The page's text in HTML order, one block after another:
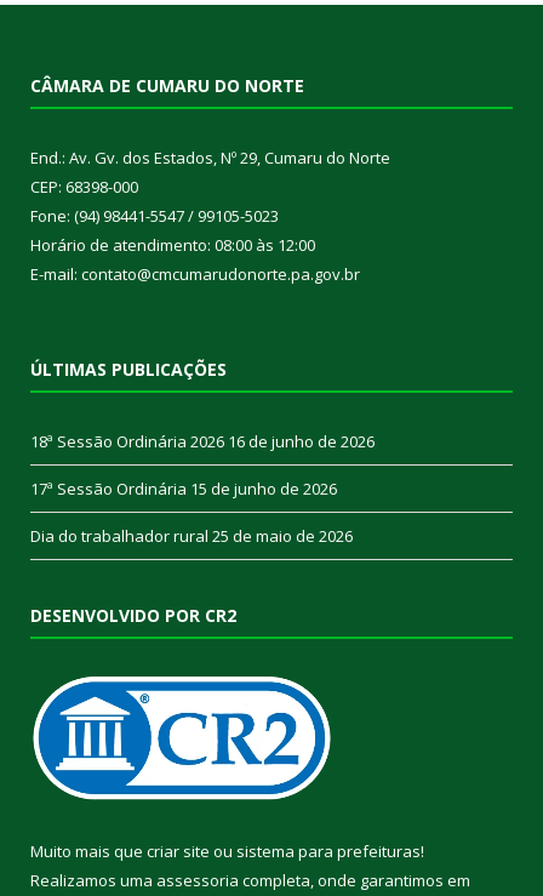
CÂMARA DE CUMARU DO NORTE
End.: Av. Gv. dos Estados, Nº 29, Cumaru do Norte
CEP: 68398-000
Fone: (94) 98441-5547 / 99105-5023
Horário de atendimento: 08:00 às 12:00
E-mail: contato@cmcumarudonorte.pa.gov.br
ÚLTIMAS PUBLICAÇÕES
18ª Sessão Ordinária 2026 16 de junho de 2026
17ª Sessão Ordinária 15 de junho de 2026
Dia do trabalhador rural 25 de maio de 2026
DESENVOLVIDO POR CR2
Muito mais que criar site ou sistema para prefeituras!
Realizamos uma assessoria completa, onde garantimos em